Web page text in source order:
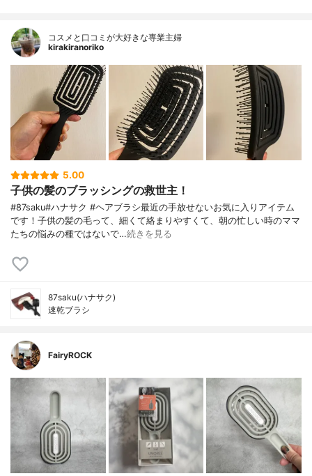
コスメと口コミが大好きな専業主婦
kirakiranoriko
5.00
子供の髪のブラッシングの救世主！
#87saku#ハナサク #ヘアブラシ最近の手放せないお気に入りアイテム
です！子供の髪の毛って、細くて絡まりやすくて、朝の忙しい時のママ
たちの悩みの種ではないで…続きを見る
87saku(ハナサク)
速乾ブラシ
FairyROCK